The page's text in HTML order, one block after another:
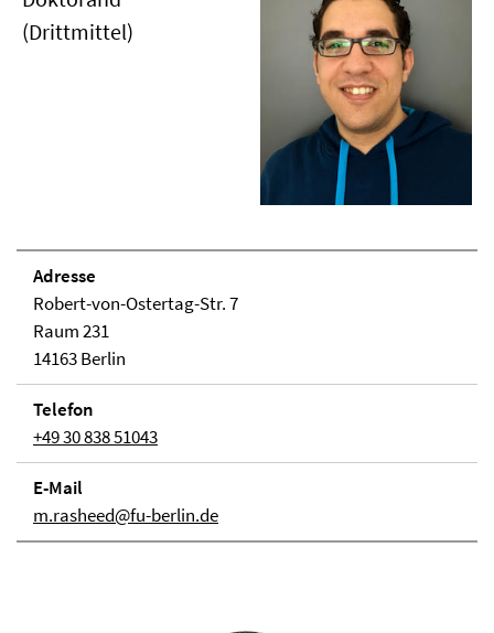
(Drittmittel)
Adresse
Robert-von-Ostertag-Str. 7
Raum 231
14163 Berlin
Telefon
+49 30 838 51043
E-Mail
m.rasheed@fu-berlin.de